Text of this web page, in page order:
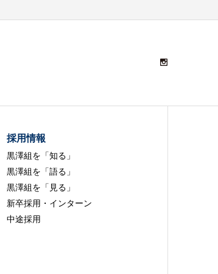
採用情報
黒澤組を「知る」
黒澤組を「語る」
黒澤組を「見る」
新卒採用・インターン
中途採用